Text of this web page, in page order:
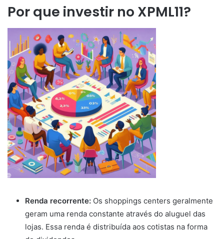
Por que investir no XPML11?
Renda recorrente: Os shoppings centers geralmente
geram uma renda constante através do aluguel das
lojas. Essa renda é distribuída aos cotistas na forma